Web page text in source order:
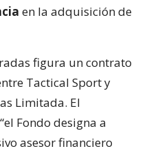
en la adquisición de
figura un contrato
Tactical Sport y
Limitada. El
Fondo designa a
asesor financiero